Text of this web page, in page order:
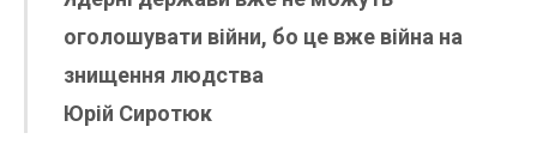
оголошувати війни, бо це вже війна на
знищення людства
Юрій Сиротюк